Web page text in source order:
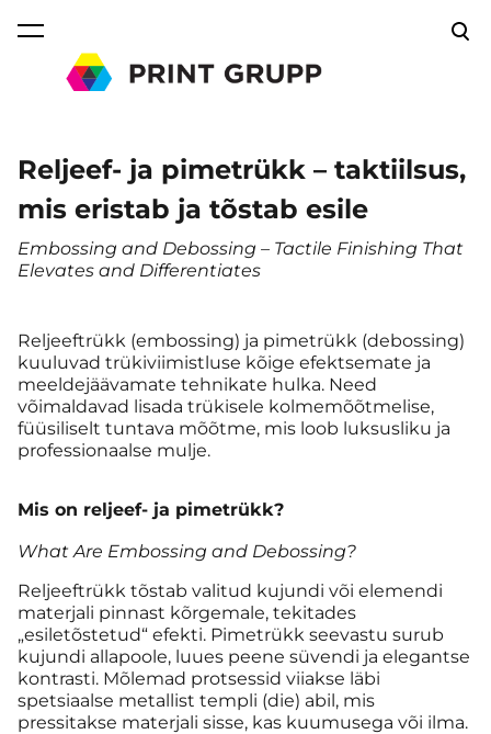
lisati ostukorvi.
Reljeef- ja pimetrükk – taktiilsus,
mis eristab ja tõstab esile
Embossing and Debossing – Tactile Finishing That
Elevates and Differentiates
Reljeeftrükk (embossing) ja pimetrükk (debossing)
kuuluvad trükiviimistluse kõige efektsemate ja
meeldejäävamate tehnikate hulka. Need
võimaldavad lisada trükisele kolmemõõtmelise,
füüsiliselt tuntava mõõtme, mis loob luksusliku ja
professionaalse mulje.
Mis on reljeef- ja pimetrükk?
What Are Embossing and Debossing?
Reljeeftrükk tõstab valitud kujundi või elemendi
materjali pinnast kõrgemale, tekitades
„esiletõstetud“ efekti. Pimetrükk seevastu surub
kujundi allapoole, luues peene süvendi ja elegantse
kontrasti. Mõlemad protsessid viiakse läbi
spetsiaalse metallist templi (die) abil, mis
pressitakse materjali sisse, kas kuumusega või ilma.